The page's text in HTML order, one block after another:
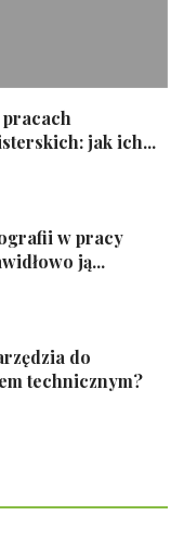
pracach
jak ich...
w pracy
ją...
do
technicznym?